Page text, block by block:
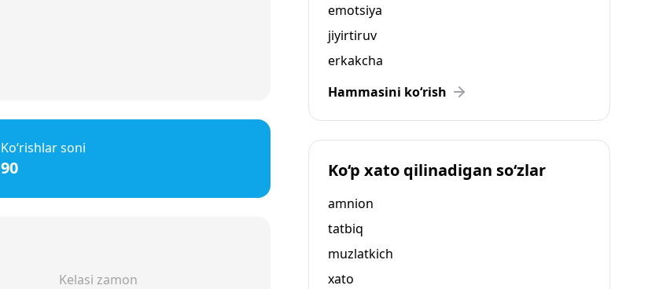
Ko‘rishlar soni
90
Kelasi zamon
emotsiya
jiyirtiruv
erkakcha
Hammasini ko‘rish
Ko‘p xato qilinadigan so‘zlar
amnion
tatbiq
muzlatkich
xato